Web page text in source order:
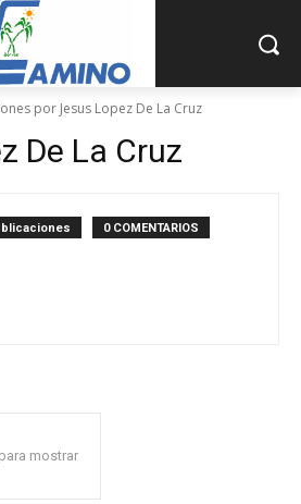
por Jesus Lopez De La Cruz
De La Cruz
0 COMENTARIOS
mostrar